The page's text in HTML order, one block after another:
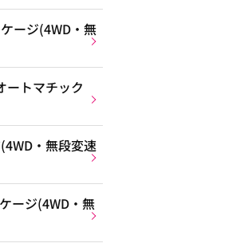
ージ(4WD・無
トマチック
・無段変速
ージ(4WD・無